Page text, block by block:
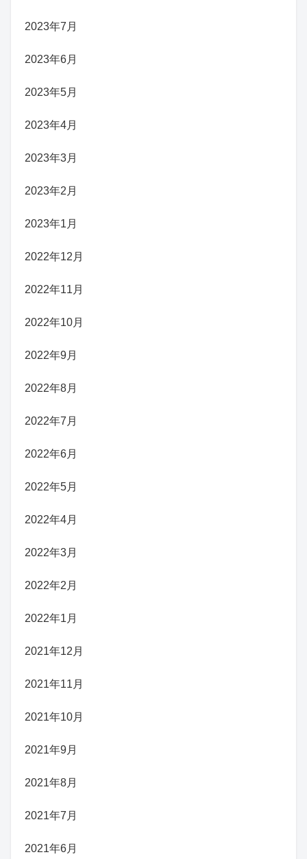
2023年7月
2023年6月
2023年5月
2023年4月
2023年3月
2023年2月
2023年1月
2022年12月
2022年11月
2022年10月
2022年9月
2022年8月
2022年7月
2022年6月
2022年5月
2022年4月
2022年3月
2022年2月
2022年1月
2021年12月
2021年11月
2021年10月
2021年9月
2021年8月
2021年7月
2021年6月